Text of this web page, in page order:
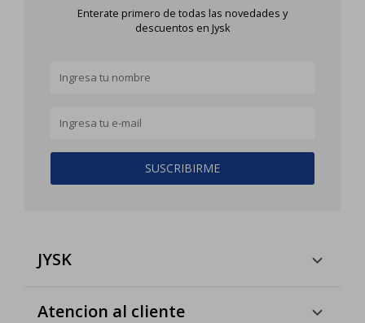
Enterate primero de todas las novedades y
descuentos en Jysk
SUSCRIBIRME
JYSK
Atencion al cliente